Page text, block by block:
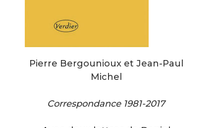
Pierre Bergounioux et Jean-Paul
Michel
Correspondance 1981-2017